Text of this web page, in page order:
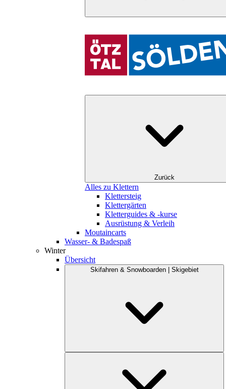
Zurück
Alles zu Klettern
Klettersteig
Klettergärten
Kletterguides & -kurse
Ausrüstung & Verleih
Moutaincarts
Wasser- & Badespaß
Winter
Übersicht
Skifahren & Snowboarden | Skigebiet